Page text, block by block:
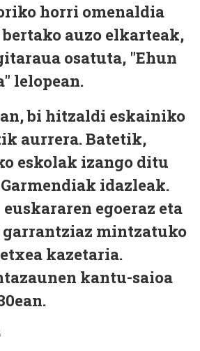
horri omenaldia
auzo elkarteak,
osatuta, "Ehun
lelopean.
bi hitzaldi eskainiko
aurrera. Batetik,
eskolak izango ditu
idazleak.
egoeraz eta
garrantziaz mintzatuko
kazetaria.
kantu-saioa